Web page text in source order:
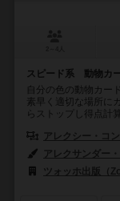
スピード系 動物カ
自分の色の動物カー
素早く適切な場所に
らストップし得点計
アレクシー・コ
アレクサンダー
ツォッホ出版（